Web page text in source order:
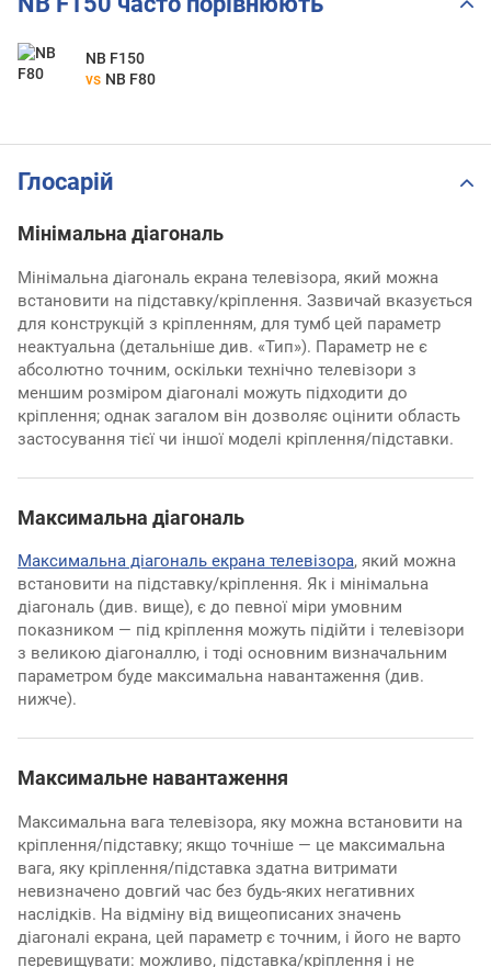
NB F150
vs NB F80
Глосарій
Мінімальна діагональ
Мінімальна діагональ екрана телевізора, який можна
встановити на підставку/кріплення. Зазвичай вказується
для конструкцій з кріпленням, для тумб цей параметр
неактуальна (детальніше див. «Тип»). Параметр не є
абсолютно точним, оскільки технічно телевізори з
меншим розміром діагоналі можуть підходити до
кріплення; однак загалом він дозволяє оцінити область
застосування тієї чи іншої моделі кріплення/підставки.
Максимальна діагональ
Максимальна діагональ екрана телевізора, який можна
встановити на підставку/кріплення. Як і мінімальна
діагональ (див. вище), є до певної міри умовним
показником — під кріплення можуть підійти і телевізори
з великою діагоналлю, і тоді основним визначальним
параметром буде максимальна навантаження (див.
нижче).
Максимальне навантаження
Максимальна вага телевізора, яку можна встановити на
кріплення/підставку; якщо точніше — це максимальна
вага, яку кріплення/підставка здатна витримати
невизначено довгий час без будь-яких негативних
наслідків. На відміну від вищеописаних значень
діагоналі екрана, цей параметр є точним, і його не варто
перевищувати: можливо, підставка/кріплення і не